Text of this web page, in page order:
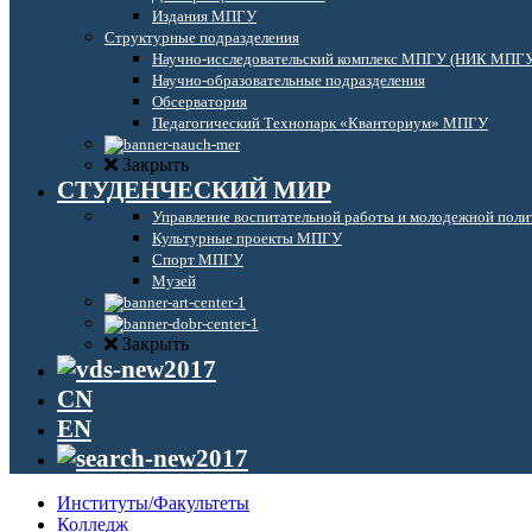
Издания МПГУ
Структурные подразделения
Научно-исследовательский комплекс МПГУ (НИК
Научно-образовательные подразделения
Обсерватория
Педагогический Технопарк «Кванториум» МПГУ
Закрыть
СТУДЕНЧЕСКИЙ МИР
Управление воспитательной работы и молодежной
Культурные проекты МПГУ
Спорт МПГУ
Музей
Закрыть
CN
EN
Институты/Факультеты
Колледж